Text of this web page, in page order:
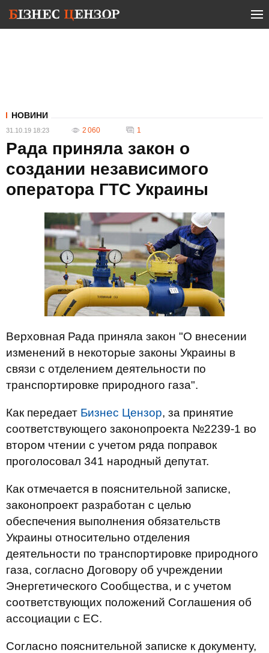
НОВИНИ
31.10.19 18:23 2 060 1
Рада приняла закон о
создании независимого
оператора ГТС Украины
Верховная Рада приняла закон "О внесении
изменений в некоторые законы Украины в
связи с отделением деятельности по
транспортировке природного газа".
Как передает Бизнес Цензор, за принятие
соответствующего законопроекта №2239-1 во
втором чтении с учетом ряда поправок
проголосовал 341 народный депутат.
Как отмечается в пояснительной записке,
законопроект разработан с целью
обеспечения выполнения обязательств
Украины относительно отделения
деятельности по транспортировке природного
газа, согласно Договору об учреждении
Энергетического Сообщества, и с учетом
соответствующих положений Соглашения об
ассоциации с ЕС.
Согласно пояснительной записке к документу,